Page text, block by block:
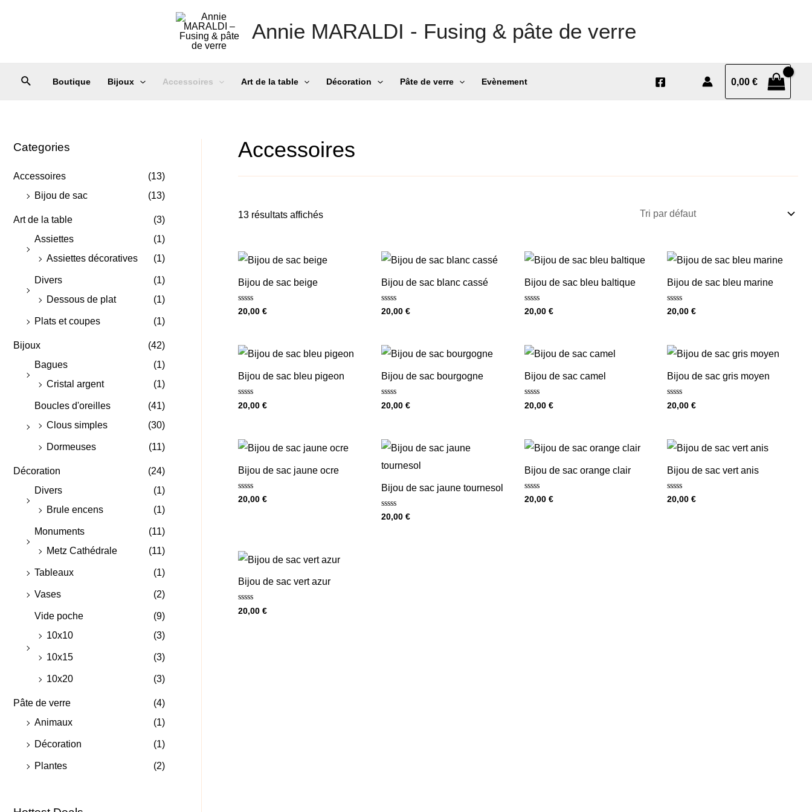
Annie MARALDI - Fusing & pâte de verre
Boutique Bijoux Accessoires Art de la table Décoration Pâte de verre Evènement 0,00 €
Categories
Accessoires
(13)
Bijou de sac
(13)
Art de la table
(3)
Assiettes
(1)
Assiettes décoratives
(1)
Divers
(1)
Dessous de plat
(1)
Plats et coupes (1)
Bijoux
(42)
Bagues
(1)
Cristal argent
(1)
Boucles d'oreilles
(41)
Clous simples
(30)
Dormeuses (11)
Décoration
(24)
Divers
(1)
Brule encens
(1)
Monuments
(11)
Metz Cathédrale
(11)
Tableaux (1)
Vases (2)
Vide poche
(9)
10x10
(3)
10x15 (3)
10x20 (3)
Pâte de verre
(4)
Animaux
(1)
Décoration (1)
Plantes (2)
Accessoires
13 résultats affichés
Bijou de sac beige
Note
20,00 €
Bijou de sac blanc cassé
Note
20,00 €
Bijou de sac bleu baltique
Note
20,00 €
Bijou de sac bleu marine
Note
20,00€
Bijou de sac bleu pigeon
Note
20,00 €
Bijou de sac bourgogne
Note
20,00 €
Bijou de sac camel
Note
20,00 €
Bijou de sac gris moyen
Note
20,00€
Bijou de sac jaune ocre
Note
20,00 €
Bijou de sac jaune tournesol
Note
20,00 €
Bijou de sac orange clair
Note
20,00 €
Bijou de sac vert anis
Note
20,00€
Bijou de sac vert azur
Note
20,00 €